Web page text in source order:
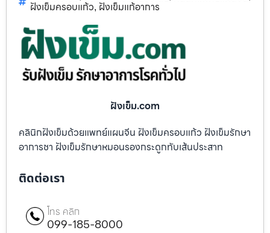
ฝังเข็มครอบแก้ว, ฝังเข็มแก้อาการ
ฝังเข็ม.com
คลินิกฝังเข็มด้วยแพทย์แผนจีน ฝังเข็มครอบแก้ว ฝังเข็มรักษา
อาการชา ฝังเข็มรักษาหมอนรองกระดูกทับเส้นประสาท
ติดต่อเรา
โทร คลิก
099-185-8000